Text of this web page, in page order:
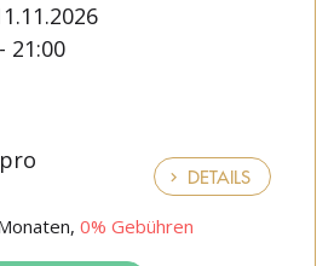
21:00
pro
0% Gebühren
DETAILS